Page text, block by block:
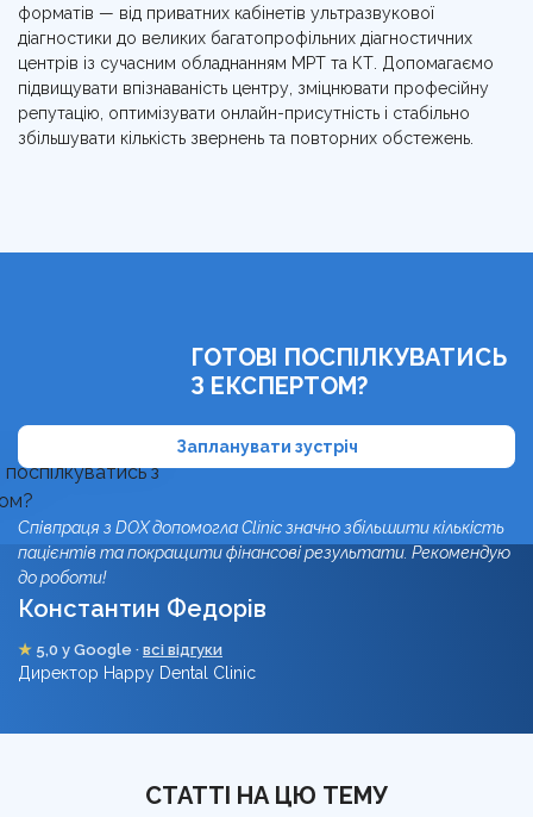
форматів — від приватних кабінетів ультразвукової
діагностики до великих багатопрофільних діагностичних
центрів із сучасним обладнанням МРТ та КТ. Допомагаємо
підвищувати впізнаваність центру, зміцнювати професійну
репутацію, оптимізувати онлайн-присутність і стабільно
збільшувати кількість звернень та повторних обстежень.
ГОТОВІ ПОСПІЛКУВАТИСЬ
З ЕКСПЕРТОМ?
Запланувати зустріч
Співпраця з DOX допомогла Clinic значно збільшити кількість
пацієнтів та покращити фінансові результати. Рекомендую
до роботи!
Константин Федорів
★ 5,0 у Google · всі відгуки
Директор Happy Dental Clinic
СТАТТІ НА ЦЮ ТЕМУ